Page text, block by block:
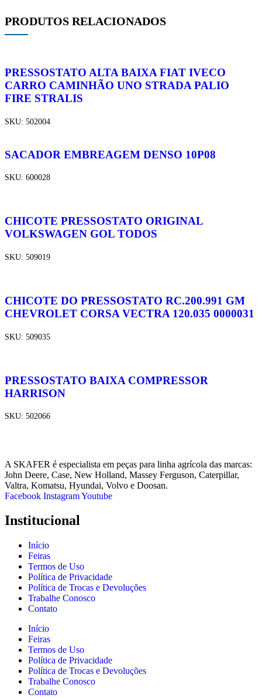
PRODUTOS RELACIONADOS
PRESSOSTATO ALTA BAIXA FIAT IVECO
CARRO CAMINHÃO UNO STRADA PALIO
FIRE STRALIS
SKU: 502004
SACADOR EMBREAGEM DENSO 10P08
SKU: 600028
CHICOTE PRESSOSTATO ORIGINAL
VOLKSWAGEN GOL TODOS
SKU: 509019
CHICOTE DO PRESSOSTATO RC.200.991 GM
CHEVROLET CORSA VECTRA 120.035 0000031
SKU: 509035
PRESSOSTATO BAIXA COMPRESSOR
HARRISON
SKU: 502066
A SKAFER é especialista em peças para linha agrícola das marcas:
John Deere, Case, New Holland, Massey Ferguson, Caterpillar,
Valtra, Komatsu, Hyundai, Volvo e Doosan.
Facebook InstagramYoutube
Institucional
Início
Feiras
Termos de Uso
Política de Privacidade
Política de Trocas e Devoluções
Trabalhe Conosco
Contato
Início
Feiras
Termos de Uso
Política de Privacidade
Política de Trocas e Devoluções
Trabalhe Conosco
Contato